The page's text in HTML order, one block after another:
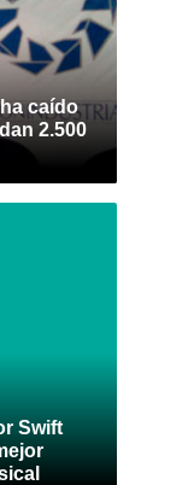
caído
2.500
Swift